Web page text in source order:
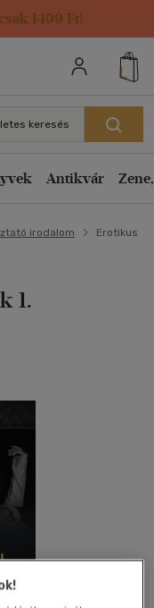
1499 Ft!
keresés
Antikvár
irodalom Erotikus
1.